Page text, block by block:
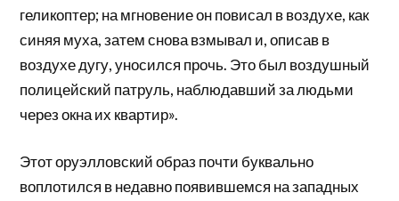
геликоптер; на мгновение он повисал в воздухе, как
синяя муха, затем снова взмывал и, описав в
воздухе дугу, уносился прочь. Это был воздушный
полицейский патруль, наблюдавший за людьми
через окна их квартир».
Этот оруэлловский образ почти буквально
воплотился в недавно появившемся на западных